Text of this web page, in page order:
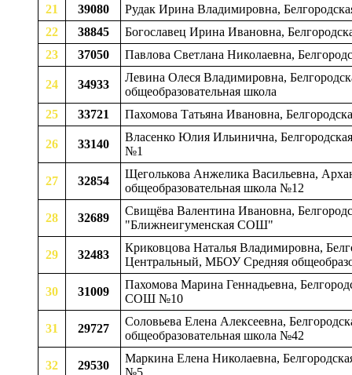
21
39080
Рудак Ирина Владимировна,
22
38845
Богославец Ирина Ивановна,
23
37050 Павлова Светлана Николаевна,
24 34933
Левина Олеся Владимировна,
общеобразовательная школа
25
33721 Пахомова Татьяна Ивановна,
26 33140
Власенко Юлия Ильинична,
№1
27 32854
Щеголькова Анжелика Васильевна,
общеобразовательная школа №12
28 32689
Свищёва Валентина Ивановна,
"Ближнеигуменская СОШ"
29 32483
Криковцова Наталья Владимировна,
Центральный, МБОУ Средняя
30 31009
Пахомова Марина Геннадьевна,
СОШ №10
31 29727
Соловьева Елена Алексеевна,
общеобразовательная школа №42
32 29530
Маркина Елена Николаевна,
№5